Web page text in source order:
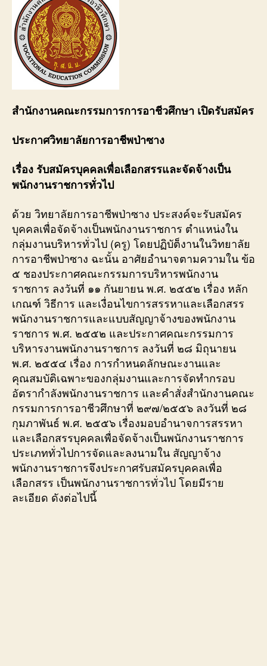
สำนักงานคณะกรรมการการอาชีวศึกษา เปิดรับสมัคร
ประกาศวิทยาลัยการอาชีพป่าซาง
เรื่อง รับสมัครบุคคลเพื่อเลือกสรรและจัดจ้างเป็น
พนักงานราชการทั่วไป
ด้วย วิทยาลัยการอาชีพป่าซาง ประสงค์จะรับสมัคร
บุคคลเพื่อจัดจ้างเป็นพนักงานราชการ ตำแหน่งใน
กลุ่มงานบริหารทั่วไป (ครู) โดยปฏิบัต็งานในวิทยาลัย
การอาชีพป่าซาง ฉะนั้น อาศัยอำนาจตามความใน ข้อ
๕ ชองประกาศคณะกรรมการบริหารพนักงาน
ราชการ ลงวันที่ ๑๑ กันยายน พ.ศ. ๒๕๕๒ เรื่อง หลัก
เกณฑ์ วิธีการ และเงื่อนไขการสรรหาและเลือกสรร
พนักงานราชการและแบบสัญญาจ้างของพนักงาน
ราชการ พ.ศ. ๒๕๕๒ และประกาศคณะกรรมการ
บริหารงานพนักงานราชการ ลงวันที่ ๒๘ มิถุนายน
พ.ศ. ๒๕๕๔ เรื่อง การกำหนดลักษณะงานและ
คุณสมบัติเฉพาะของกลุ่มงานและการจัดทำกรอบ
อัตรากำลังพนักงานราชการ และคำสั่งสำนักงานคณะ
กรรมการการอาชีวศึกษาที่ ๒๙๗/๒๕๕๖ ลงวันที่ ๒๘
กุมภาพันธ์ พ.ศ. ๒๕๕๖ เรื่องมอบอำนาจการสรรหา
และเลือกสรรบุคคลเพื่อจัดจ้างเป็นพนักงานราชการ
ประเภททั่วไปการจัดและลงนามใน สัญญาจ้าง
พนักงานราชการจึงประกาศรับสมัครบุคคลเพื่อ
เลือกสรร เป็นพนักงานราชการทั่วไป โดยมีราย
ละเอียด ดังต่อไปนี้